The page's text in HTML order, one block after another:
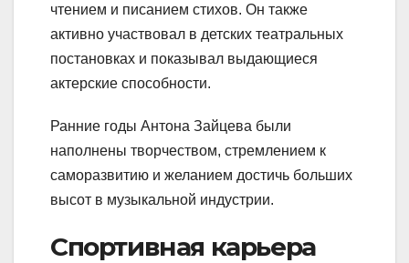
чтением и писанием стихов. Он также
активно участвовал в детских театральных
постановках и показывал выдающиеся
актерские способности.
Ранние годы Антона Зайцева были
наполнены творчеством, стремлением к
саморазвитию и желанием достичь больших
высот в музыкальной индустрии.
Спортивная карьера